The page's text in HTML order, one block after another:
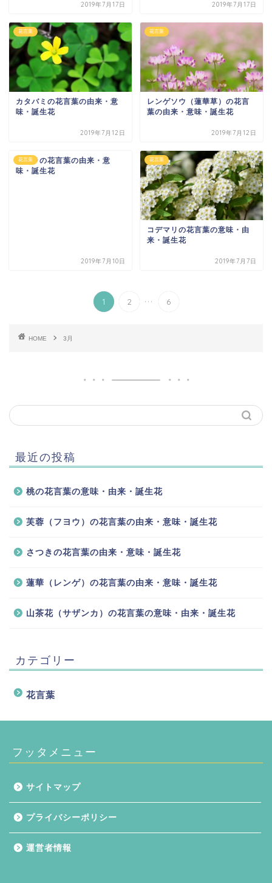
2019年7月17日 2019年7月17日
花言葉
カタバミの花言葉の由来・意
味・誕生花
2019年7月12日
花言葉
レンゲソウ（蓮華草）の花言
葉の由来・意味・誕生花
2019年7月12日
花言葉
ニゲラの花言葉の由来・意
味・誕生花
2019年7月10日
花言葉
コデマリの花言葉の意味・由
来・誕生花
2019年7月7日
1 2 ... 6
HOME 3月
最近の投稿
桃の花言葉の意味・由来・誕生花
芙蓉（フヨウ）の花言葉の由来・意味・誕生花
さつきの花言葉の由来・意味・誕生花
蓮華（レンゲ）の花言葉の由来・意味・誕生花
山茶花（サザンカ）の花言葉の意味・由来・誕生花
カテゴリー
花言葉
フッタメニュー
サイトマップ
プライバシーポリシー
運営者情報